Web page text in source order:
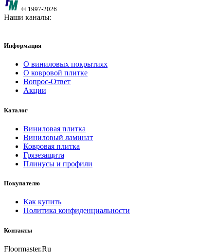
© 1997-2026
Наши каналы:
Информация
О виниловых покрытиях
О ковровой плитке
Вопрос-Ответ
Акции
Каталог
Виниловая плитка
Виниловый ламинат
Ковровая плитка
Грязезащита
Плинусы и профили
Покупателю
Как купить
Политика конфиденциальности
Контакты
Floormaster.Ru